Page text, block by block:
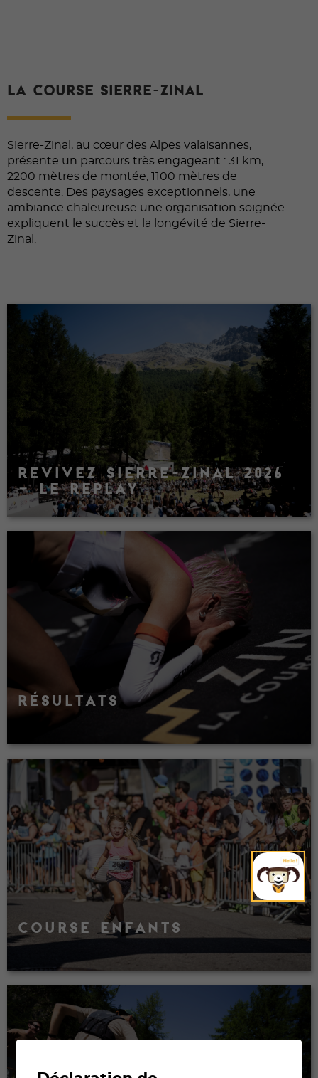
LA COURSE SIERRE-ZINAL
Sierre-Zinal, au cœur des Alpes valaisannes,
présente un parcours très engageant : 31 km,
2200 mètres de montée, 1100 mètres de
descente. Des paysages exceptionnels, une
ambiance chaleureuse une organisation soignée
expliquent le succès et la longévité de Sierre-
Zinal.
REVIVEZ SIERRE-ZINAL 2026
– LE REPLAY
RÉSULTATS
COURSE ENFANTS